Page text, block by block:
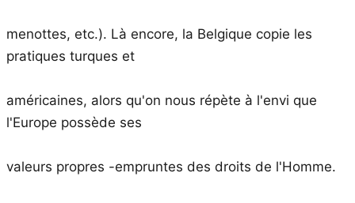
menottes, etc.). Là encore, la Belgique copie les
pratiques turques et
américaines, alors qu'on nous répète à l'envi que
l'Europe possède ses
valeurs propres -empruntes des droits de l'Homme.